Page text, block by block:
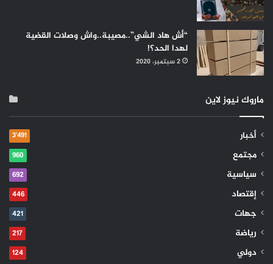
“أش هاد الشي”..مصيبة..واش وصلات القضية
لهدا الحد؟!
2 سبتمبر، 2020
ماروك نيوز لاين
أخبار 3٬491
مجتمع 960
سياسية 692
إقتصاد 446
جهات 421
رياضة 217
دولي 124